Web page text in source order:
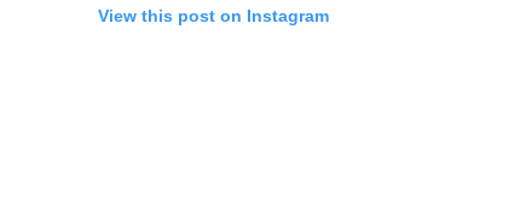
View this post on Instagram